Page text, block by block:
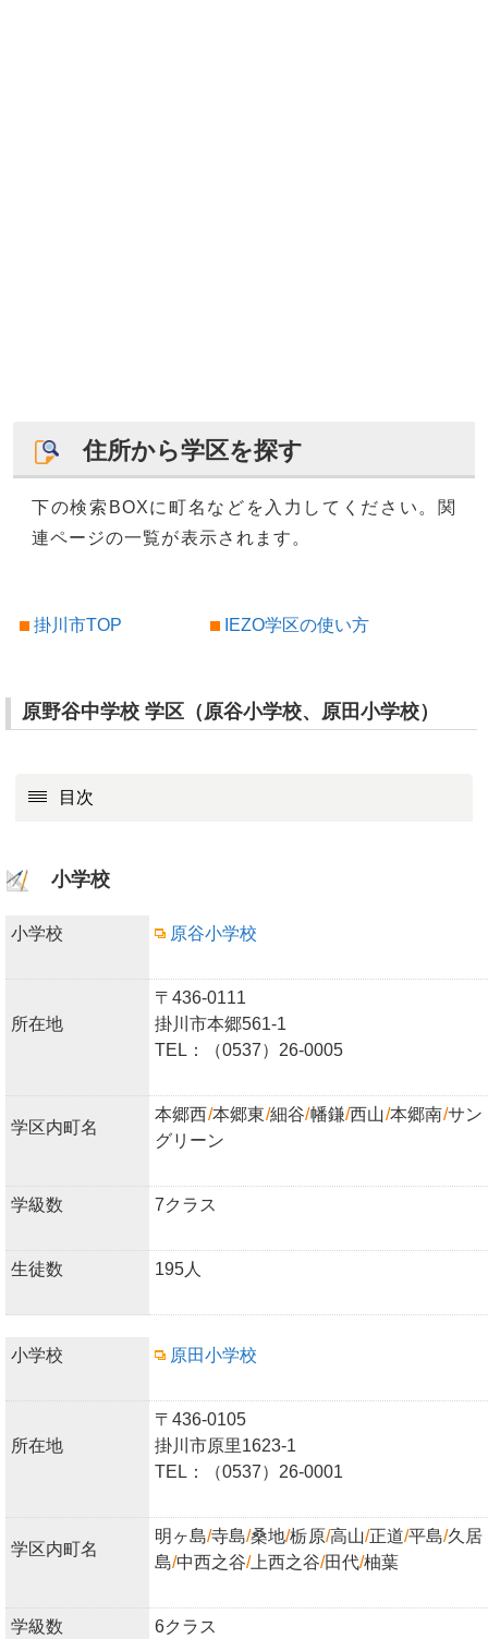
住所から学区を探す
下の検索BOXに町名などを入力してください。関
連ページの一覧が表示されます。
掛川市TOP IEZO学区の使い方
原野谷中学校 学区（原谷小学校、原田小学校）
目次
小学校
小学校 原谷小学校
所在地
〒436-0111
掛川市本郷561-1
TEL：（0537）26-0005
学区内町名
本郷西/本郷東/細谷/幡鎌/西山/本郷南/サン
グリーン
学級数 7クラス
生徒数 195人
小学校 原田小学校
所在地
〒436-0105
掛川市原里1623-1
TEL：（0537）26-0001
学区内町名
明ヶ島/寺島/桑地/栃原/高山/正道/平島/久居
島/中西之谷/上西之谷/田代/柚葉
学級数 6クラス